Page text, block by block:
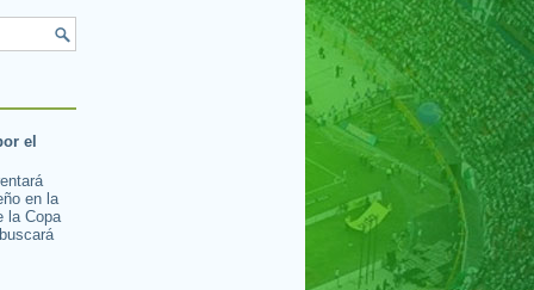
el
en la
la Copa